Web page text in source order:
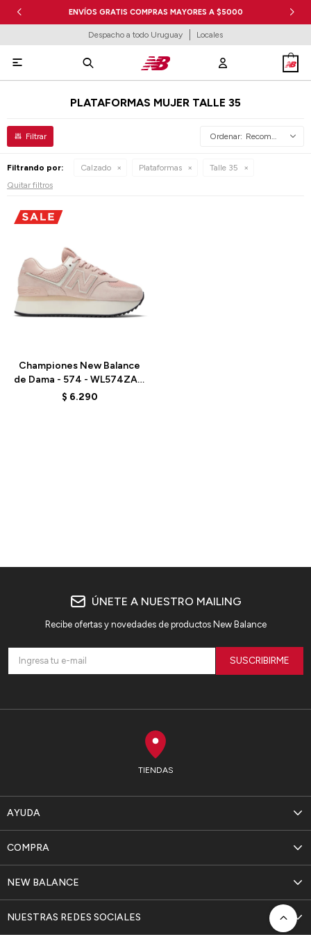
ENVÍOS GRATIS COMPRAS MAYORES A $5000
Despacho a todo Uruguay Locales

PLATAFORMAS MUJER TALLE 35
Recomendados
Filtrando por: Calzado Plataformas
Talle 35
Quitar filtros
Championes New Balance
de Dama - 574 - WL574ZAC
- ALPHA PINK
$ 6.290
TIENDAS
AYUDA
NEW BALANCE
COMPRA
NUESTRAS REDES SOCIALES
ÚNETE A NUESTRO MAILING
Recibe ofertas y novedades de productos New Balance
SUSCRIBIRME